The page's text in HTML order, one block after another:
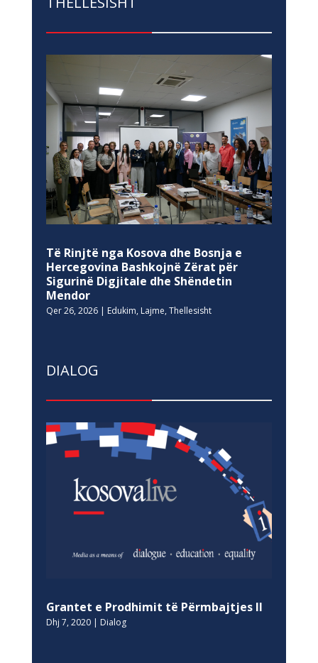
Të Rinjtë nga Kosova dhe Bosnja e
Hercegovina Bashkojnë Zërat për
Sigurinë Digjitale dhe Shëndetin
Mendor
Qer 26, 2026| Edukim, Lajme, Thellesisht
DIALOG
Grantet e Prodhimit të Përmbajtjes II
Dhj 7, 2020| Dialog